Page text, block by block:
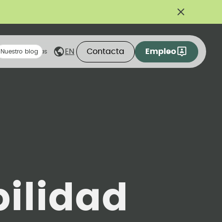
compartidas
Nuestro blog EN Contacta Empleo